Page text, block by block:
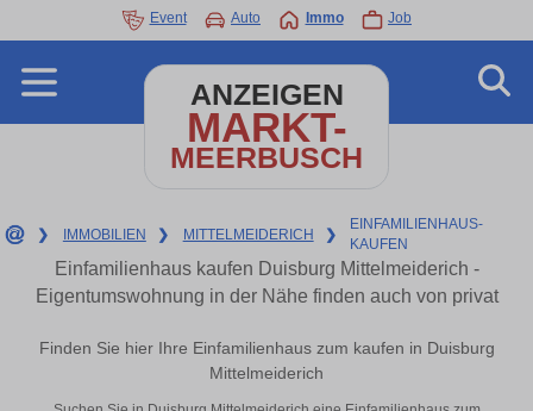
Event Auto Immo Job
ANZEIGEN
MARKT-
MEERBUSCH
❯ IMMOBILIEN ❯ MITTELMEIDERICH ❯
EINFAMILIENHAUS-
KAUFEN
Einfamilienhaus kaufen Duisburg Mittelmeiderich -
Eigentumswohnung in der Nähe finden auch von privat
Finden Sie hier Ihre Einfamilienhaus zum kaufen in Duisburg
Mittelmeiderich